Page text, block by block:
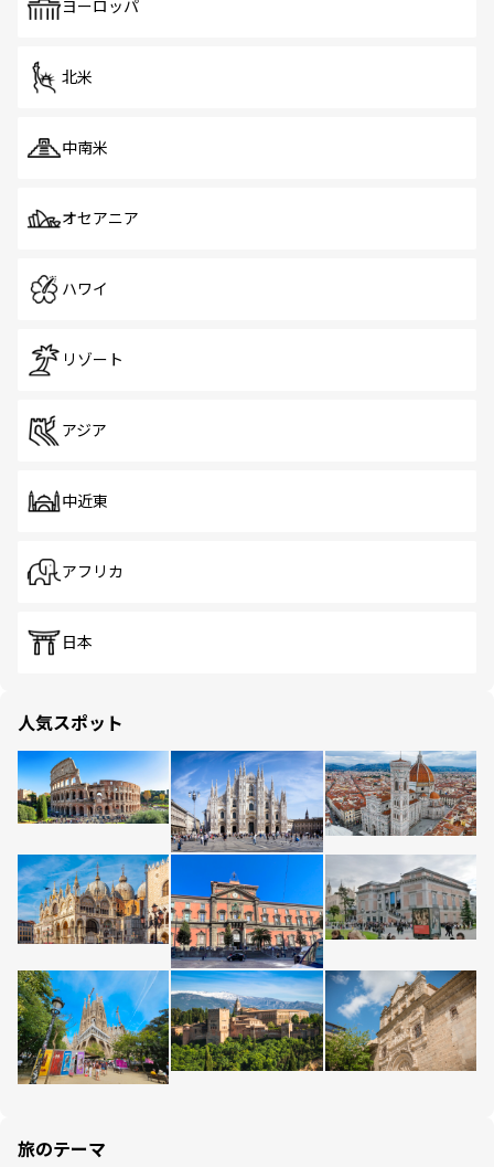
ヨーロッパ
北米
中南米
オセアニア
ハワイ
リゾート
アジア
中近東
アフリカ
日本
人気スポット
旅のテーマ